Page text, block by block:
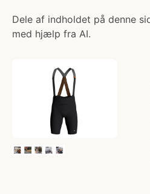
Dele af indholdet på denne
med hjælp fra AI.